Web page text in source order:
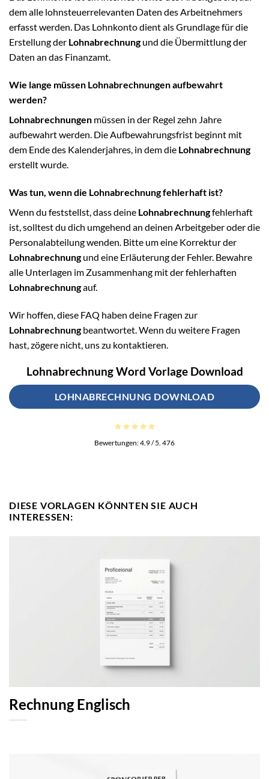
dem alle lohnsteuerrelevanten Daten des Arbeitnehmers
erfasst werden. Das Lohnkonto dient als Grundlage für die
Erstellung der Lohnabrechnungund die Übermittlung der
Daten an das Finanzamt.
Wie lange müssen Lohnabrechnungen aufbewahrt
werden?
Lohnabrechnungen müssen in der Regel zehn Jahre
aufbewahrt werden. Die Aufbewahrungsfrist beginnt mit
dem Ende des Kalenderjahres, in dem die Lohnabrechnung
erstellt wurde.
Was tun, wenn die Lohnabrechnung fehlerhaft ist?
Wenn du feststellst, dass deine Lohnabrechnungfehlerhaft
ist, solltest du dich umgehend an deinen Arbeitgeber oder die
Personalabteilung wenden. Bitte um eine Korrektur der
Lohnabrechnungund eine Erläuterung der Fehler. Bewahre
alle Unterlagen im Zusammenhang mit der fehlerhaften
Lohnabrechnungauf.
Wir hoffen, diese FAQ haben deine Fragen zur
Lohnabrechnungbeantwortet. Wenn du weitere Fragen
hast, zögere nicht, uns zu kontaktieren.
Lohnabrechnung Word Vorlage Download
LOHNABRECHNUNG DOWNLOAD
Bewertungen:4.9/ 5. 476
DIESE VORLAGEN KÖNNTEN SIE AUCH
INTERESSEN:
Rechnung Englisch